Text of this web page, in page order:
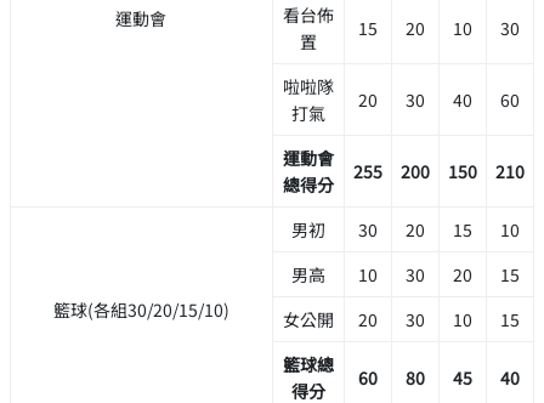
運動會
看台佈
置
15 20 10 30
啦啦隊
打氣
20 30 40 60
運動會
總得分
255 200 150 210
籃球(各組30/20/15/10)
男初 30 20 15
10
男高
10 30 20
15
女公開
20 30 10
15
籃球總
得分
60 80 45 40